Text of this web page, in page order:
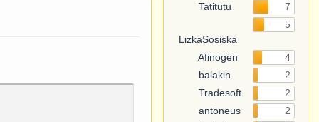
Tatitutu
7
LizkaSosiska
5
Afinogen
4
balakin
2
Tradesoft
2
antoneus
2